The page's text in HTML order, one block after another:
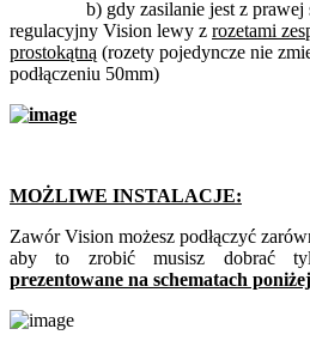
b) gdy zasilanie jest z prawej
regulacyjny Vision lewy z rozetami
prostokątną (rozety pojedyncze nie
podłączeniu 50mm)
MOŻLIWE INSTALACJE:
Zawór Vision możesz podłączyć
aby to zrobić musisz dobrać
prezentowane na schematach poniżej